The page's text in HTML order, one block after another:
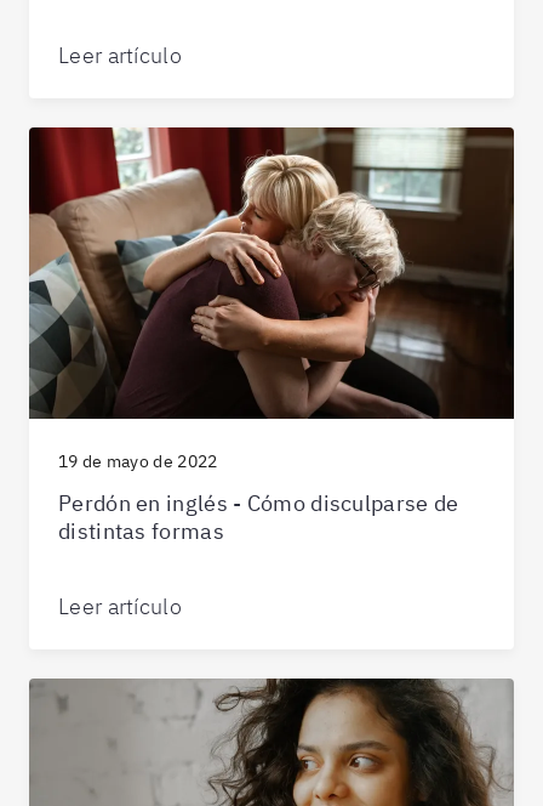
Leer artículo
19 de mayo de 2022
Perdón en inglés - Cómo disculparse de
distintas formas
Leer artículo